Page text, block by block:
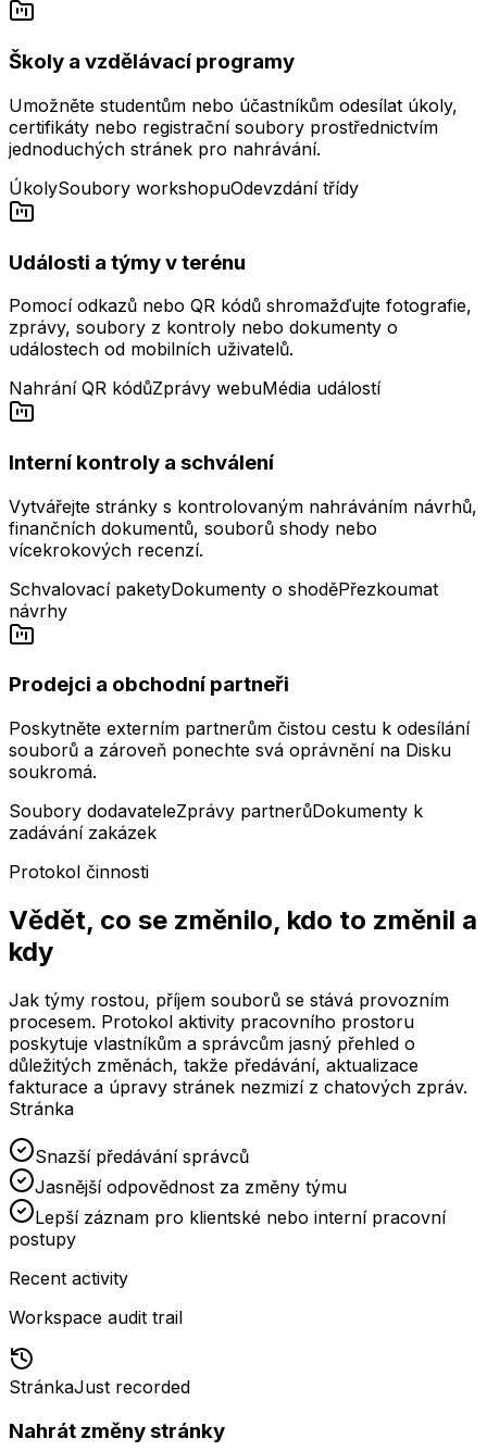
Školy a vzdělávací programy
Umožněte studentům nebo účastníkům odesílat úkoly,
certifikáty nebo registrační soubory prostřednictvím
jednoduchých stránek pro nahrávání.
ÚkolySoubory workshopuOdevzdání třídy
Události a týmy v terénu
Pomocí odkazů nebo QR kódů shromažďujte fotografie,
zprávy, soubory z kontroly nebo dokumenty o
událostech od mobilních uživatelů.
Nahrání QR kódůZprávy webuMédia událostí
Interní kontroly a schválení
Vytvářejte stránky s kontrolovaným nahráváním návrhů,
finančních dokumentů, souborů shody nebo
vícekrokových recenzí.
Schvalovací paketyDokumenty o shoděPřezkoumat
návrhy
Prodejci a obchodní partneři
Poskytněte externím partnerům čistou cestu k odesílání
souborů a zároveň ponechte svá oprávnění na Disku
soukromá.
Soubory dodavateleZprávy partnerůDokumenty k
zadávání zakázek
Protokol činnosti
Vědět, co se změnilo, kdo to změnil a
kdy
Jak týmy rostou, příjem souborů se stává provozním
procesem. Protokol aktivity pracovního prostoru
poskytuje vlastníkům a správcům jasný přehled o
důležitých změnách, takže předávání, aktualizace
fakturace a úpravy stránek nezmizí z chatových zpráv.
Stránka
Snazší předávání správců
Jasnější odpovědnost za změny týmu
Lepší záznam pro klientské nebo interní pracovní
postupy
Recent activity
Workspace audit trail
StránkaJust recorded
Nahrát změny stránky